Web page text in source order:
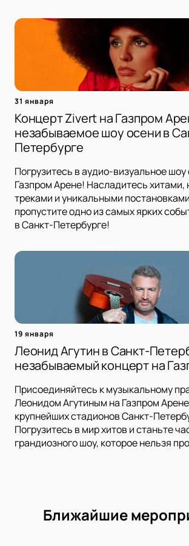
31 января
Концерт Zivert на Газпром
незабываемое шоу осени в
Петербурге
Погрузитесь в аудио-визуальное шоу
Газпром Арене! Насладитесь хитами,
треками и уникальными
пропустите одно из самых ярких
в Санкт-Петербурге!
19 января
Леонид Агутин в Санкт-
незабываемый концерт на
Присоединяйтесь к музыкальному
Леонидом Агутиным на Газпром
крупнейших стадионов Санкт-
Погрузитесь в мир хитов и станьте
грандиозного шоу, которое нельзя
Ближайшие